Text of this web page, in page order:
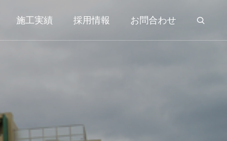
施工実績 採用情報 お問合わせ